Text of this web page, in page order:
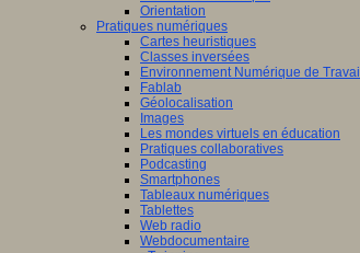
Orientation
Pratiques numériques
Cartes heuristiques
Classes inversées
Environnement Numérique de Travail
Fablab
Géolocalisation
Images
Les mondes virtuels en éducation
Pratiques collaboratives
Podcasting
Smartphones
Tableaux numériques
Tablettes
Web radio
Webdocumentaire